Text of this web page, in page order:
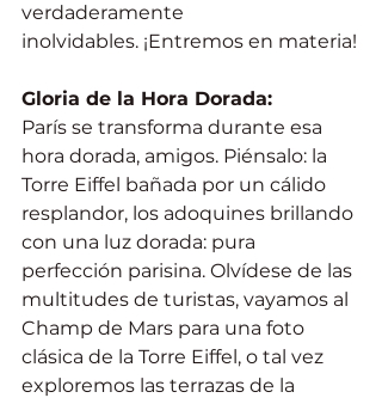
verdaderamente
inolvidables. ¡Entremos en materia!
Gloria de la Hora Dorada:
París se transforma durante esa
hora dorada, amigos. Piénsalo: la
Torre Eiffel bañada por un cálido
resplandor, los adoquines brillando
con una luz dorada: pura
perfección parisina. Olvídese de las
multitudes de turistas, vayamos al
Champ de Mars para una foto
clásica de la Torre Eiffel, o tal vez
exploremos las terrazas de la